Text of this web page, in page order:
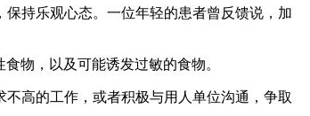
持乐观心态。一位年轻的患者曾反馈说，加
物，以及可能诱发过敏的食物。
高的工作，或者积极与用人单位沟通，争取